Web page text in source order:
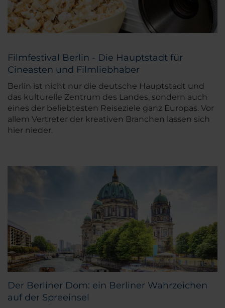
Filmfestival Berlin - Die Hauptstadt für
Cineasten und Filmliebhaber
Berlin ist nicht nur die deutsche Hauptstadt und
das kulturelle Zentrum des Landes, sondern auch
eines der beliebtesten Reiseziele ganz Europas. Vor
allem Vertreter der kreativen Branchen lassen sich
hier nieder.
Der Berliner Dom: ein Berliner Wahrzeichen
auf der Spreeinsel